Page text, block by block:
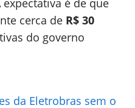
é de que
cerca de R$ 30
do governo
da Eletrobras sem o